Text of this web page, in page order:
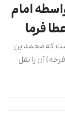
امام
فرما
که محمد بن
آن را نقل